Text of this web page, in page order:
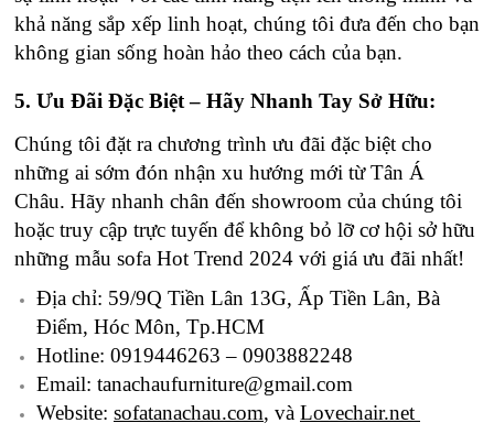
khả năng sắp xếp linh hoạt, chúng tôi đưa đến cho bạn
không gian sống hoàn hảo theo cách của bạn.
5. Ưu Đãi Đặc Biệt – Hãy Nhanh Tay Sở Hữu:
Chúng tôi đặt ra chương trình ưu đãi đặc biệt cho
những ai sớm đón nhận xu hướng mới từ Tân Á
Châu. Hãy nhanh chân đến showroom của chúng tôi
hoặc truy cập trực tuyến để không bỏ lỡ cơ hội sở hữu
những mẫu sofa Hot Trend 2024 với giá ưu đãi nhất!
Địa chỉ: 59/9Q Tiền Lân 13G, Ấp Tiền Lân, Bà
Điểm, Hóc Môn, Tp.HCM
Hotline: 0919446263 – 0903882248
Email: tanachaufurniture@gmail.com
Website: sofatanachau.com, và Lovechair.net